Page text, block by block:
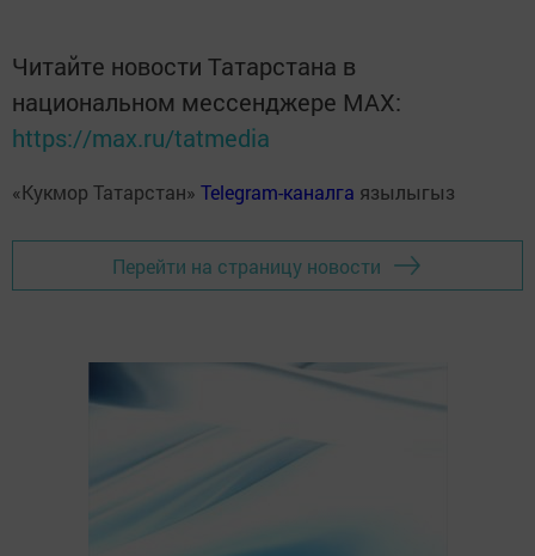
Читайте новости Татарстана в
национальном мессенджере MАХ:
https://max.ru/tatmedia
«Кукмор Татарстан» Telegram-каналга язылыгыз
Перейти на страницу новости